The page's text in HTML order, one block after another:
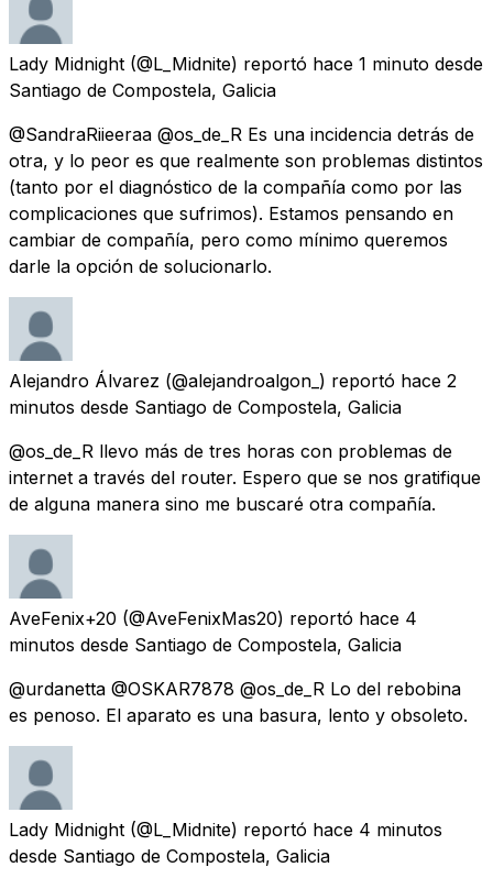
Lady Midnight (@L_Midnite) reportó hace 1 minuto desde
Santiago de Compostela, Galicia
@SandraRiieeraa @os_de_R Es una incidencia detrás de
otra, y lo peor es que realmente son problemas distintos
(tanto por el diagnóstico de la compañía como por las
complicaciones que sufrimos). Estamos pensando en
cambiar de compañía, pero como mínimo queremos
darle la opción de solucionarlo.
Alejandro Álvarez (@alejandroalgon_) reportó hace 2
minutos desde Santiago de Compostela, Galicia
@os_de_R llevo más de tres horas con problemas de
internet a través del router. Espero que se nos gratifique
de alguna manera sino me buscaré otra compañía.
AveFenix+20 (@AveFenixMas20) reportó hace 4
minutos desde Santiago de Compostela, Galicia
@urdanetta @OSKAR7878 @os_de_R Lo del rebobina
es penoso. El aparato es una basura, lento y obsoleto.
Lady Midnight (@L_Midnite) reportó hace 4 minutos
desde Santiago de Compostela, Galicia